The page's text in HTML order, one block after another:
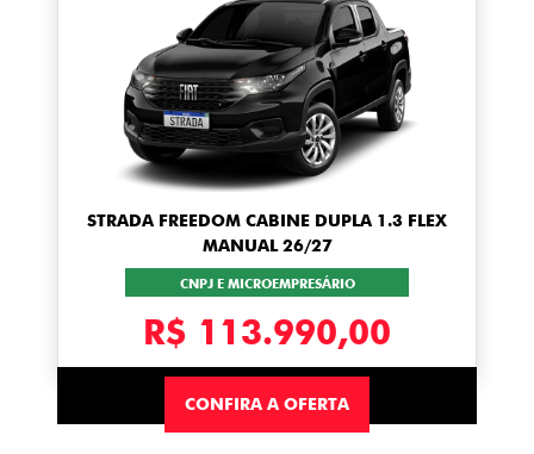
STRADA FREEDOM CABINE DUPLA 1.3 FLEX
MANUAL 26/27
CNPJ E MICROEMPRESÁRIO
R$ 113.990,00
CONFIRA A OFERTA